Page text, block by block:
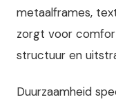
metaalframes,
zorgt voor
structuur en
Duurzaamheid